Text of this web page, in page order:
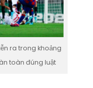
ra trong khoảng
toàn đúng luật